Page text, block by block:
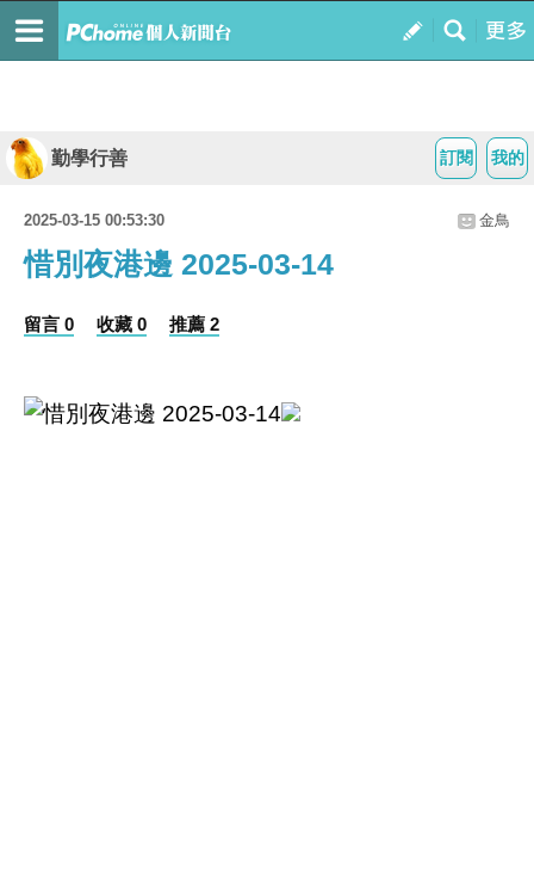
我的
訂閱
勤學行善
2025-03-15 00:53:30 金鳥
惜別夜港邊 2025-03-14
留言 0 收藏 0 推薦 2